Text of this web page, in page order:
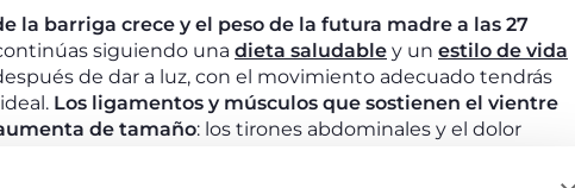
la barriga crece y el peso de la futura madre a las 27
siguiendo una dieta saludable y un estilo de vida
de dar a luz, con el movimiento adecuado tendrás
Los ligamentos y músculos que sostienen el vientre
de tamaño: los tirones abdominales y el dolor